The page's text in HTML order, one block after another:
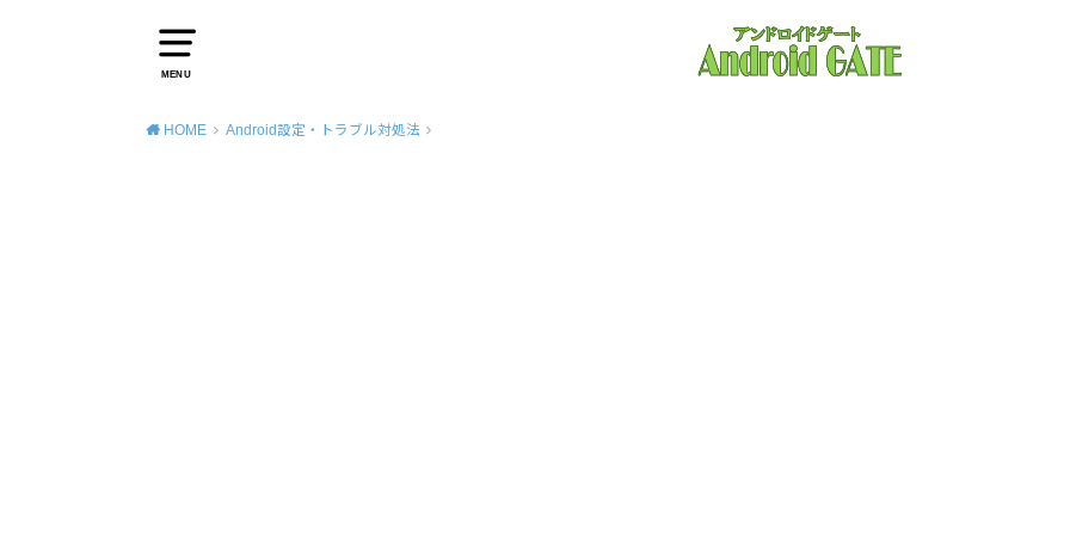
MENU
HOME Android設定・トラブル対処法